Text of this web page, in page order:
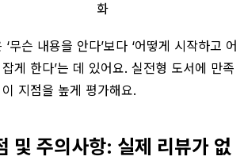
화
무슨 내용을 안다’보다 ‘어떻게 시작하고 어
게 한다’는 데 있어요. 실전형 도서에 만족
지점을 높게 평가해요.
및 주의사항: 실제 리뷰가 없